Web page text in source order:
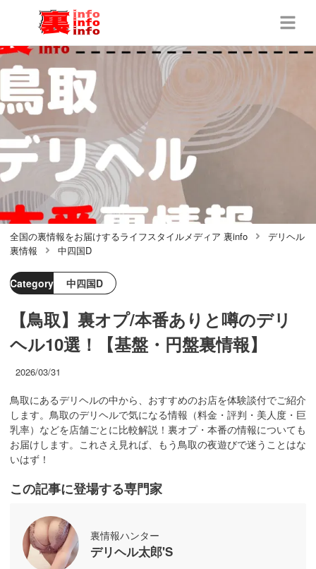
全国の裏情報をお届けするライフスタイルメディア 裏info
デリヘル
裏情報
中四国D
Category 中四国D
【鳥取】裏オプ/本番ありと噂のデリ
ヘル10選！【基盤・円盤裏情報】
2026/03/31
鳥取にあるデリヘルの中から、おすすめのお店を体験談付でご紹介
します。鳥取のデリヘルで気になる情報（料金・評判・美人度・巨
乳率）などを店舗ごとに比較解説！裏オプ・本番の情報についても
お届けします。これさえ見れば、もう鳥取の夜遊びで迷うことはな
いはず！
この記事に登場する専門家
裏情報ハンター
デリヘル太郎'S